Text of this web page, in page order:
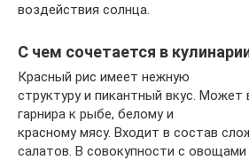
воздействия солнца.
С чем сочетается в
Красный рис имеет нежную
структуру и пикантный вкус. Может
гарнира к рыбе, белому и
красному мясу. Входит в состав
салатов. В совокупности с овощами